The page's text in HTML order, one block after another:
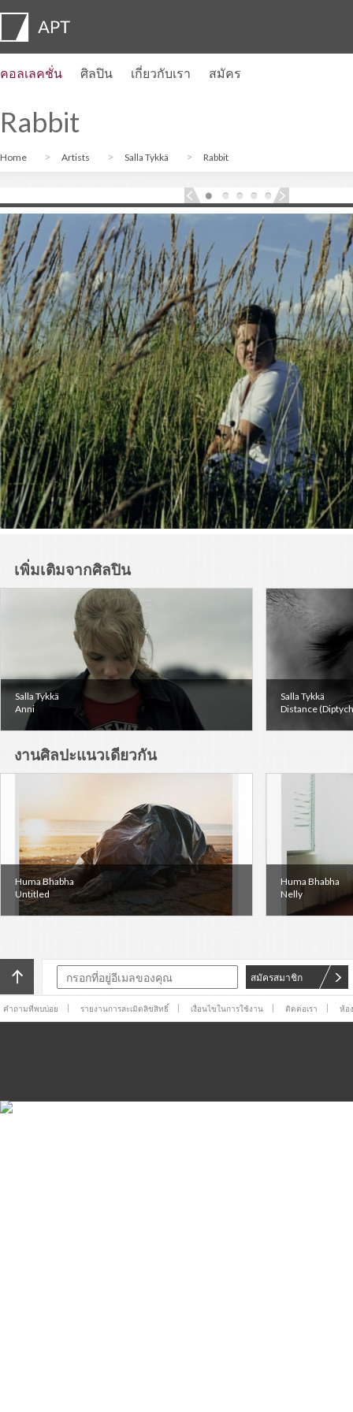
คอลเลคชั่น ศิลปิน เกี่ยวกับเรา สมัคร
Rabbit
Home Artists Salla Tykkä Rabbit
เพิ่มเติมจากศิลปิน
Salla Tykkä
Anni
Salla Tykkä
Distance
งานศิลปะแนวเดียวกัน
Huma Bhabha
Untitled
Huma Bhabha
Nelly
สมัครสมาชิก
คำถามที่พบบ่อย รายงานการละเมิดลิขสิทธิ์ เงื่อนไขในการใช้งาน ติดต่อเรา ห้อ